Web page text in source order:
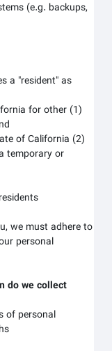
(e.g. backups,
a "resident" as:
for other
State of California
temporary or
we must adhere to
personal
do we collect?
of personal